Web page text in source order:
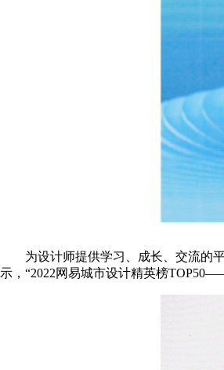
为设计师提供学习、成长、交流的平
示，“2022网易城市设计精英榜